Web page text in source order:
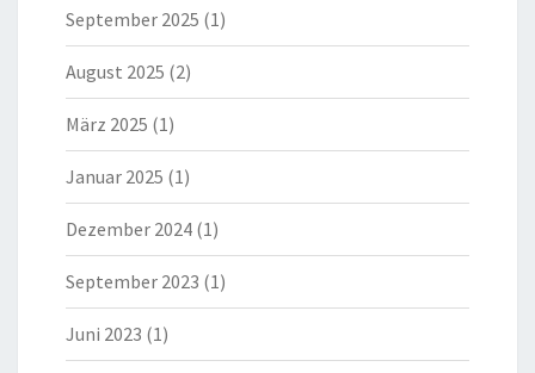
September 2025 (1)
August 2025 (2)
März 2025 (1)
Januar 2025 (1)
Dezember 2024 (1)
September 2023 (1)
Juni 2023 (1)